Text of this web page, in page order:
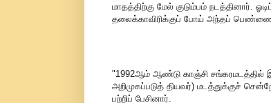
மாதத்திற்கு மேல் குடும்பம் நடத்தினார்.
தலைக்காவிரிக்குப் போய் அந்தப்
"1992ஆம் ஆண்டு காஞ்சி சங்கரமடத்தில்
அறிமுகப்படுத் தியவர்) மடத்துக்குச்
பற்றிப் பேசினார்.